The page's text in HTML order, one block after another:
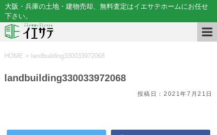
大阪・兵庫の土地・建物売却、無料査定はイエサテホームにお任せ
下さい。
HOME > landbuilding330033972068
landbuilding330033972068
投稿日：2021年7月21日